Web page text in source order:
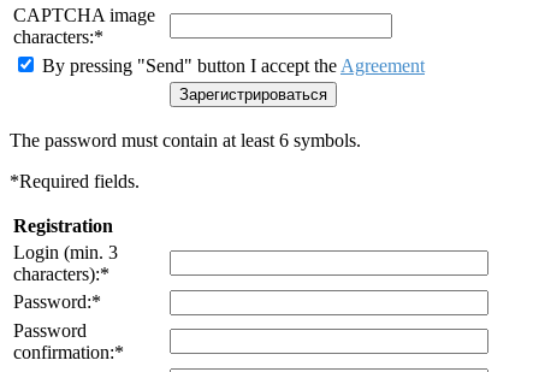
CAPTCHA image
characters:*
By pressing "Send" button I accept theAgreement
The password must contain at least 6 symbols.
*Required fields.
Registration
Login (min. 3
characters):*
Password:*
Password
confirmation:*